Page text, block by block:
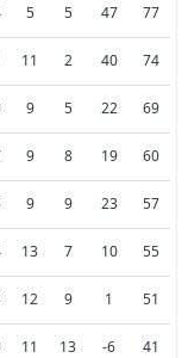
5 5 47 77
11 2 40 74
9 5 22 69
9 8 19 60
9 9 23 57
13 7 10 55
12 9 1 51
11 13 -6 41